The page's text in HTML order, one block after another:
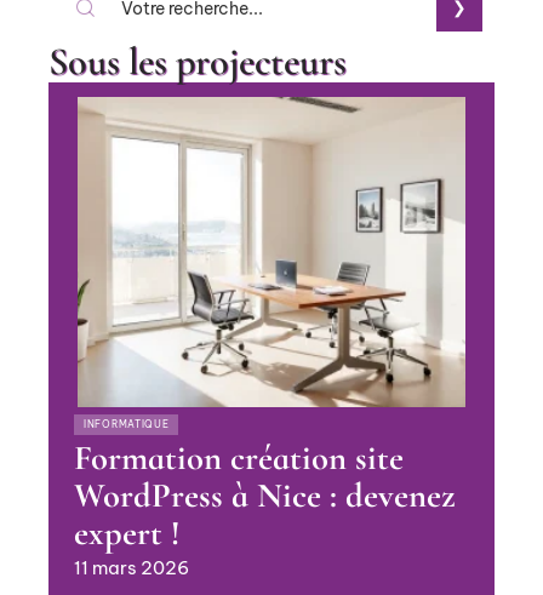
Sous les projecteurs
INFORMATIQUE
Formation création site
WordPress à Nice : devenez
expert !
11 mars 2026